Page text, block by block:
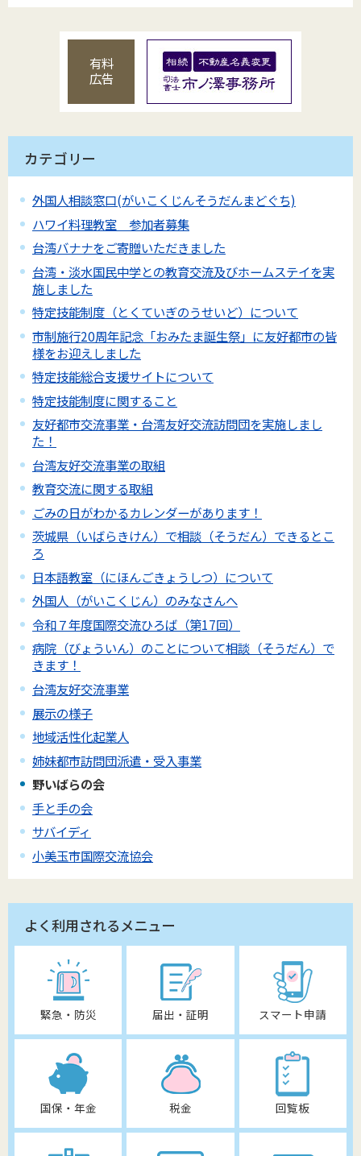
有料
広告
カテゴリー
外国人相談窓口(がいこくじんそうだんまどぐち)
ハワイ料理教室 参加者募集
台湾バナナをご寄贈いただきました
台湾・淡水国民中学との教育交流及びホームステイを実
施しました
特定技能制度（とくていぎのうせいど）について
市制施行20周年記念「おみたま誕生祭」に友好都市の皆
様をお迎えしました
特定技能総合支援サイトについて
特定技能制度に関すること
友好都市交流事業・台湾友好交流訪問団を実施しまし
た！
台湾友好交流事業の取組
教育交流に関する取組
ごみの日がわかるカレンダーがあります！
茨城県（いばらきけん）で相談（そうだん）できるとこ
ろ
日本語教室（にほんごきょうしつ）について
外国人（がいこくじん）のみなさんへ
令和７年度国際交流ひろば（第17回）
病院（びょういん）のことについて相談（そうだん）で
きます！
台湾友好交流事業
展示の様子
地域活性化起業人
姉妹都市訪問団派遣・受入事業
野いばらの会
手と手の会
サバイディ
小美玉市国際交流協会
よく利用されるメニュー
緊急・防災 届出・証明 スマート申請
国保・年金 税金 回覧板